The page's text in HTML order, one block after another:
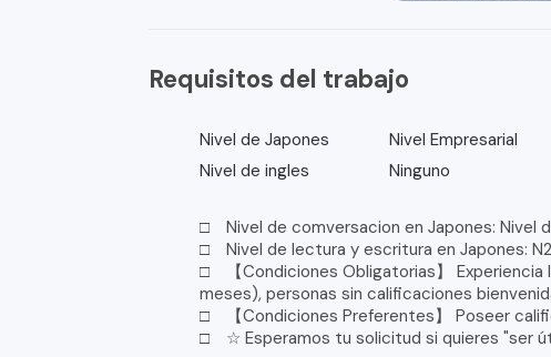
Requisitos del trabajo
Nivel de Japones
Nivel Empresarial
Nivel de ingles
Ninguno
□ Nivel de comversacion en Japones: Nivel
□ Nivel de lectura y escritura en Japones: N2
□ 【Condiciones Obligatorias】 Experiencia
meses), personas sin calificaciones
□ 【Condiciones Preferentes】 Poseer
□ ☆ Esperamos tu solicitud si quieres "ser